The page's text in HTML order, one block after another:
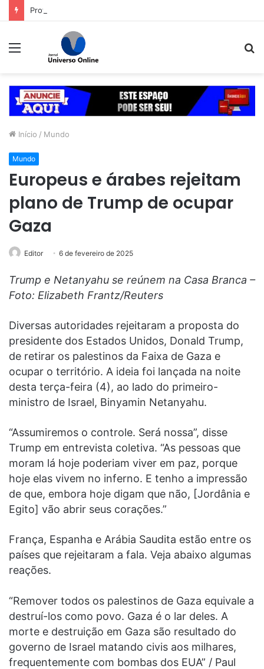
Menu
Início / Mundo
Mundo
Europeus e árabes rejeitam
plano de Trump de ocupar
Gaza
Editor 6 de fevereiro de 2025
Trump e Netanyahu se reúnem na Casa Branca –
Foto: Elizabeth Frantz/Reuters
Diversas autoridades rejeitaram a proposta do
presidente dos Estados Unidos, Donald Trump,
de retirar os palestinos da Faixa de Gaza e
ocupar o território. A ideia foi lançada na noite
desta terça-feira (4), ao lado do primeiro-
ministro de Israel, Binyamin Netanyahu.
“Assumiremos o controle. Será nossa”, disse
Trump em entrevista coletiva. “As pessoas que
moram lá hoje poderiam viver em paz, porque
hoje elas vivem no inferno. E tenho a impressão
de que, embora hoje digam que não, [Jordânia e
Egito] vão abrir seus corações.”
França, Espanha e Arábia Saudita estão entre os
países que rejeitaram a fala. Veja abaixo algumas
reações.
“Remover todos os palestinos de Gaza equivale a
destruí-los como povo. Gaza é o lar deles. A
morte e destruição em Gaza são resultado do
governo de Israel matando civis aos milhares,
frequentemente com bombas dos EUA” / Paul